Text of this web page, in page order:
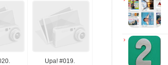
Upa! #019.